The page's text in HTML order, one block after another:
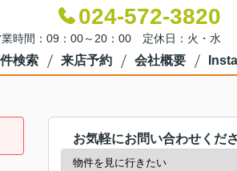
024-572-3820
時間：09：00～20：00 定休日：火・水
検索 来店予約 会社概要
お気軽にお問い合わせくだ